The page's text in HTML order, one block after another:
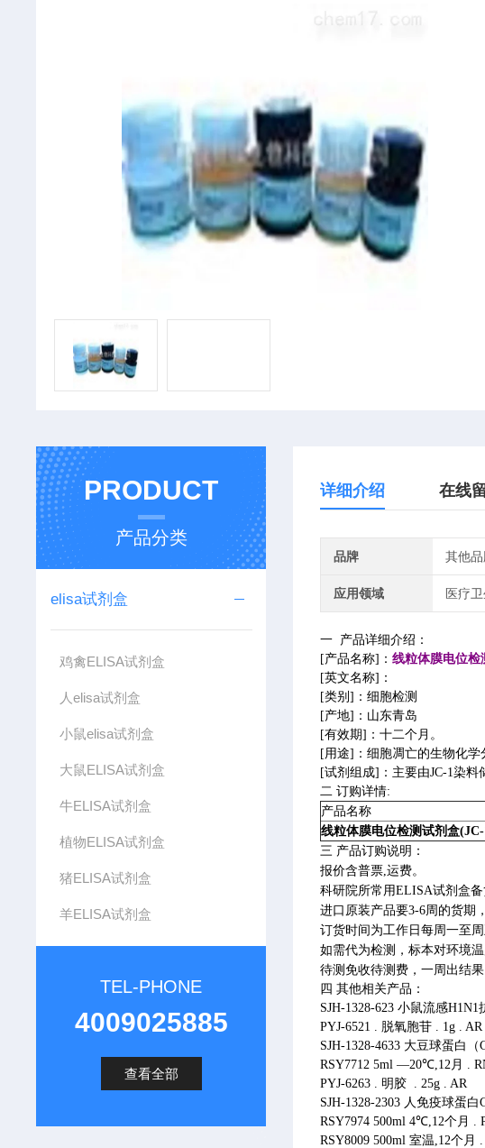
详细介绍 在线
品牌 其他品
应用领域 医疗
一 产品详细介绍：
[产品名称]：线粒体膜电位检
[英文名称]：
[类别]：细胞检测
[产地]：山东青岛
[有效期]：十二个月。
[用途]：细胞凋亡的生物化学
[试剂组成]：主要由JC-1染料
二 订购详情:
产品名称
线粒体膜电位检测试剂盒
三 产品订购说明：
报价含普票,运费。
科研院所常用ELISA试剂盒
进口原装产品要3-6周的货期
订货时间为工作日每周一至周
如需代为检测，标本对环境
待测免收待测费，一周出结果
四 其他相关产品：
SJH-1328-623 小鼠流感H1N1
PYJ-6521 . 脱氧胞苷 . 1g . AR
SJH-1328-4633 大豆球蛋白（
RSY7712 5ml —20℃,12月 .
PYJ-6263 . 明胶 . 25g . AR
SJH-1328-2303 人免疫球蛋
RSY7974 500ml 4℃,12个月 .
RSY8009 500ml 室温,12个
PRODUCT
产品分类
elisa试剂盒
鸡禽ELISA试剂盒
人elisa试剂盒
小鼠elisa试剂盒
大鼠ELISA试剂盒
牛ELISA试剂盒
植物ELISA试剂盒
猪ELISA试剂盒
羊ELISA试剂盒
TEL-PHONE
4009025885
查看全部